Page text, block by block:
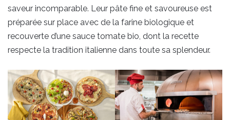
saveur incomparable. Leur pâte fine et savoureuse est
préparée sur place avec de la farine biologique et
recouverte d’une sauce tomate bio, dont la recette
respecte la tradition italienne dans toute sa splendeur.